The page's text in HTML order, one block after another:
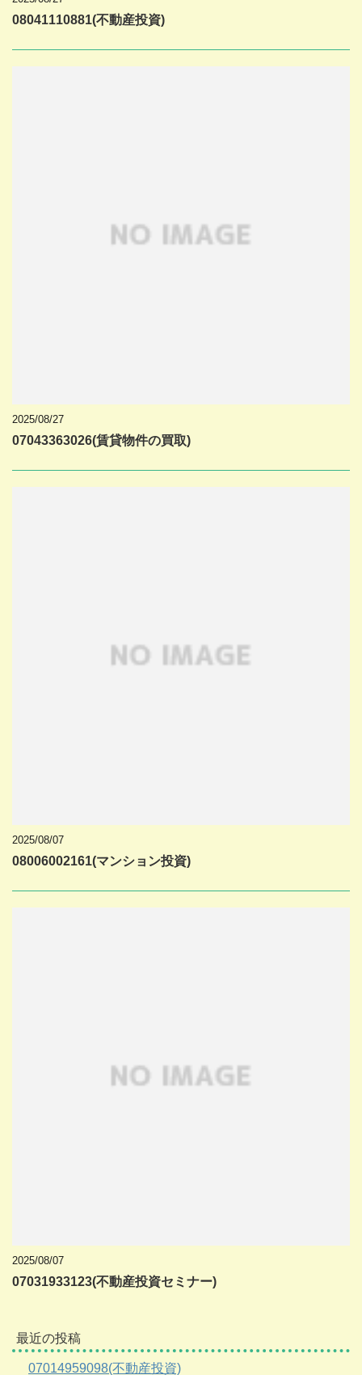
08041110881(不動産投資)
2025/08/27
07043363026(賃貸物件の買取)
2025/08/07
08006002161(マンション投資)
2025/08/07
07031933123(不動産投資セミナー)
最近の投稿
07014959098(不動産投資)